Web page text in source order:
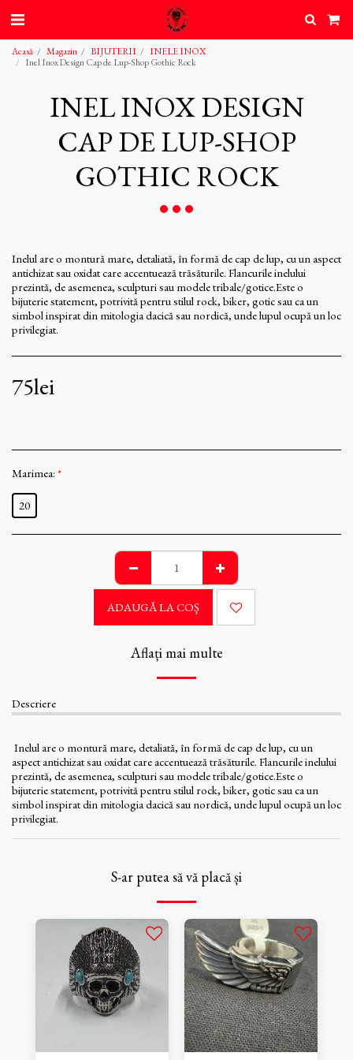
Acasă Magazin BIJUTERII
INELE INOX
Inel Inox Design Cap de Lup-Shop Gothic Rock
INEL INOX DESIGN
CAP DE LUP-SHOP
GOTHIC ROCK
Inelul are o montură mare, detaliată, în formă de cap de lup, cu un aspect
antichizat sau oxidat care accentuează trăsăturile. Flancurile inelului
prezintă, de asemenea, sculpturi sau modele tribale/gotice.Este o
bijuterie statement, potrivită pentru stilul rock, biker, gotic sau ca un
simbol inspirat din mitologia dacică sau nordică, unde lupul ocupă un loc
privilegiat.
75lei
Marimea: *
20
ADAUGĂ LA COŞ
Aflați mai multe
Descriere
Inelul are o montură mare, detaliată, în formă de cap de lup, cu un
aspect antichizat sau oxidat care accentuează trăsăturile. Flancurile inelului
prezintă, de asemenea, sculpturi sau modele tribale/gotice.Este o
bijuterie statement, potrivită pentru stilul rock, biker, gotic sau ca un
simbol inspirat din mitologia dacică sau nordică, unde lupul ocupă un loc
privilegiat.
S-ar putea să vă placă și